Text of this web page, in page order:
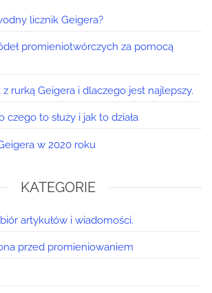
licznik Geigera?
promieniotwórczych za pomocą
rurką Geigera i dlaczego jest najlepszy.
czego to służy i jak to działa
w 2020 roku
KATEGORIE
artykułów i wiadomości.
przed promieniowaniem